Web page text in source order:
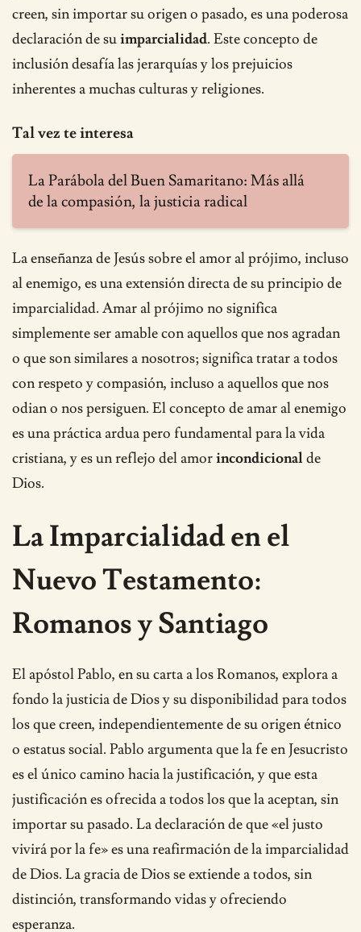
creen, sin importar su origen o pasado, es una poderosa
declaración de suimparcialidad. Este concepto de
inclusión desafía las jerarquías y los prejuicios
inherentes a muchas culturas y religiones.
Tal vez te interesa
La Parábola del Buen Samaritano: Más allá
de la compasión, la justicia radical
La enseñanza de Jesús sobre el amor al prójimo, incluso
al enemigo, es una extensión directa de su principio de
imparcialidad. Amar al prójimo no significa
simplemente ser amable con aquellos que nos agradan
o que son similares a nosotros; significa tratar a todos
con respeto y compasión, incluso a aquellos que nos
odian o nos persiguen. El concepto de amar al enemigo
es una práctica ardua pero fundamental para la vida
cristiana, y es un reflejo del amorincondicionalde
Dios.
La Imparcialidad en el
Nuevo Testamento:
Romanos y Santiago
El apóstol Pablo, en su carta a los Romanos, explora a
fondo la justicia de Dios y su disponibilidad para todos
los que creen, independientemente de su origen étnico
o estatus social. Pablo argumenta que la fe en Jesucristo
es el único camino hacia la justificación, y que esta
justificación es ofrecida a todos los que la aceptan, sin
importar su pasado. La declaración de que «el justo
vivirá por la fe» es una reafirmación de la imparcialidad
de Dios. La gracia de Dios se extiende a todos, sin
distinción, transformando vidas y ofreciendo
esperanza.